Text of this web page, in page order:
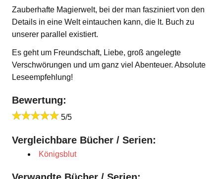
Zauberhafte Magierwelt, bei der man fasziniert von den
Details in eine Welt eintauchen kann, die lt. Buch zu
unserer parallel existiert.
Es geht um Freundschaft, Liebe, groß angelegte
Verschwörungen und um ganz viel Abenteuer. Absolute
Leseempfehlung!
Bewertung:
5/5
Vergleichbare Bücher / Serien:
Königsblut